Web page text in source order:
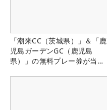
「潮来CC（茨城県）」＆「鹿
児島ガーデンGC（鹿児島
県）」の無料プレー券が当た